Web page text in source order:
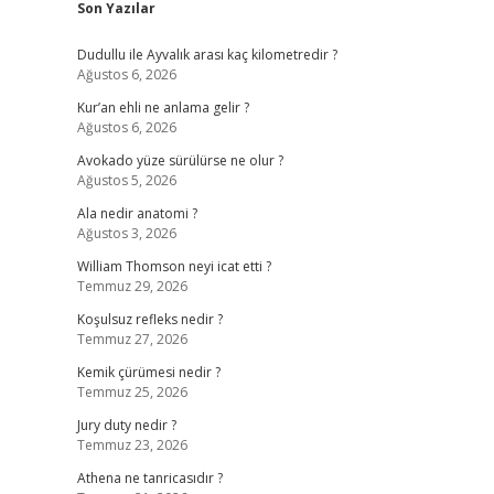
Son Yazılar
Dudullu ile Ayvalık arası kaç kilometredir ?
Ağustos 6, 2026
Kur’an ehli ne anlama gelir ?
Ağustos 6, 2026
Avokado yüze sürülürse ne olur ?
Ağustos 5, 2026
Ala nedir anatomi ?
Ağustos 3, 2026
William Thomson neyi icat etti ?
Temmuz 29, 2026
Koşulsuz refleks nedir ?
Temmuz 27, 2026
Kemik çürümesi nedir ?
Temmuz 25, 2026
Jury duty nedir ?
Temmuz 23, 2026
Athena ne tanricasıdır ?